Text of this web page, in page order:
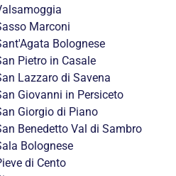
Marconi
Bolognese
Pietro in Casale
Lazzaro di Savena
Giovanni in Persiceto
Giorgio di Piano
Benedetto Val di Sambro
Bolognese
di Cento